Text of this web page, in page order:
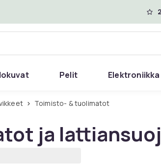
Pelit Elektroniikka
Toimisto- & tuolimatot
ja